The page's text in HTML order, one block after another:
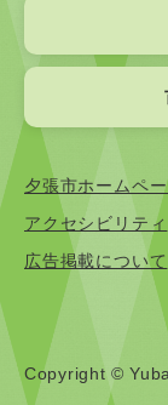
夕張市ホームペ
アクセシビリティ
広告掲載について
Copyright ©